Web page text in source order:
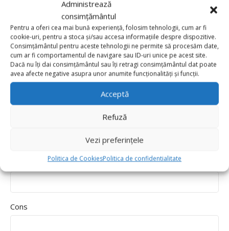
Administrează
consimțământul
Pentru a oferi cea mai bună experiență, folosim tehnologii, cum ar fi
cookie-uri, pentru a stoca și/sau accesa informațiile despre dispozitive.
Consimțământul pentru aceste tehnologii ne permite să procesăm date,
cum ar fi comportamentul de navigare sau ID-uri unice pe acest site.
Dacă nu îți dai consimțământul sau îți retragi consimțământul dat poate
avea afecte negative asupra unor anumite funcționalități și funcții.
Acceptă
Refuză
Vezi preferințele
Politica de CookiesPolitica de confidentialitate
Delivery speed
Recenzia ta*
Cons